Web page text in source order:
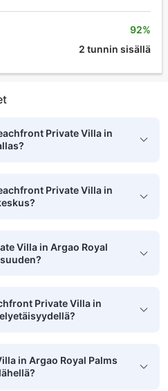
92%
2 tunnin sisällä
Private Villa in
Private Villa in
Villa in Argao Royal
Private Villa in
in Argao Royal Palms